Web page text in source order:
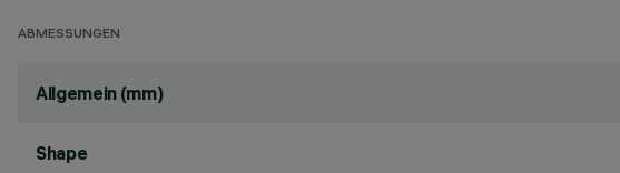
ABMESSUNGEN
Allgemein (mm)
Shape